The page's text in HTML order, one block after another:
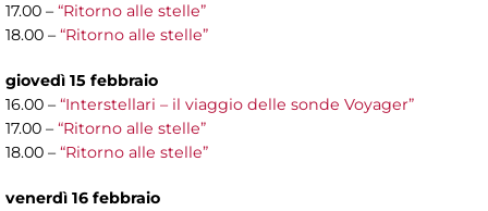
17.00 – “Ritorno alle stelle”
18.00 – “Ritorno alle stelle”
giovedì 15 febbraio
16.00 – “Interstellari – il viaggio delle sonde Voyager”
17.00 – “Ritorno alle stelle”
18.00 – “Ritorno alle stelle”
venerdì 16 febbraio